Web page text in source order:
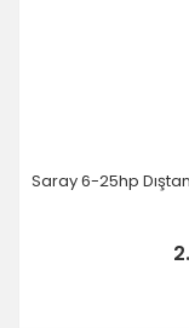
Saray 6-25hp